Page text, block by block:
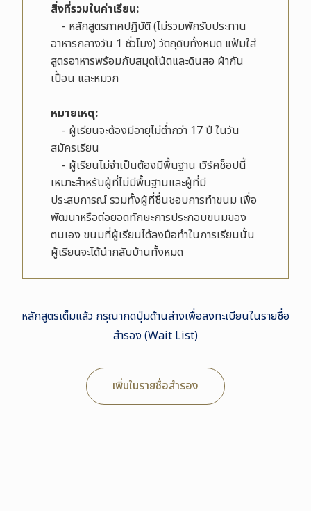
สิ่งที่รวมในค่าเรียน:
- หลักสูตรภาคปฏิบัติ (ไม่รวมพักรับประทาน
อาหารกลางวัน 1 ชั่วโมง) วัตถุดิบทั้งหมด แฟ้มใส่
สูตรอาหารพร้อมกับสมุดโน้ตและดินสอ ผ้ากัน
เปื้อน และหมวก
หมายเหตุ:
- ผู้เรียนจะต้องมีอายุไม่ต่ำกว่า 17 ปี ในวัน
สมัครเรียน
- ผู้เรียนไม่จำเป็นต้องมีพื้นฐาน เวิร์คช็อปนี้
เหมาะสำหรับผู้ที่ไม่มีพื้นฐานและผู้ที่มี
ประสบการณ์ รวมทั้งผู้ที่ชื่นชอบการทำขนม เพื่อ
พัฒนาหรือต่อยอดทักษะการประกอบขนมของ
ตนเอง ขนมที่ผู้เรียนได้ลงมือทำในการเรียนนั้น
ผู้เรียนจะได้นำกลับบ้านทั้งหมด
หลักสูตรเต็มแล้ว กรุณากดปุ่มด้านล่างเพื่อลงทะเบียนในรายชื่อ
สำรอง (Wait List)
เพิ่มในรายชื่อสำรอง